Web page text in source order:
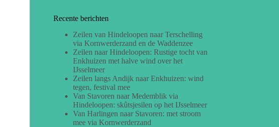
Recente berichten
Zeilen van Hindeloopen naar Terschelling
via Kornwerderzand en de Waddenzee
Zeilen naar Hindeloopen: Rustige tocht van
Enkhuizen met halve wind over het
IJsselmeer
Zeilen langs Andijk naar Enkhuizen: wind
tegen, festival mee
Van Stavoren naar Medemblik via
Hindeloopen: skûtsjesilen op het IJsselmeer
Van Harlingen naar Stavoren: met stroom
mee via Kornwerderzand